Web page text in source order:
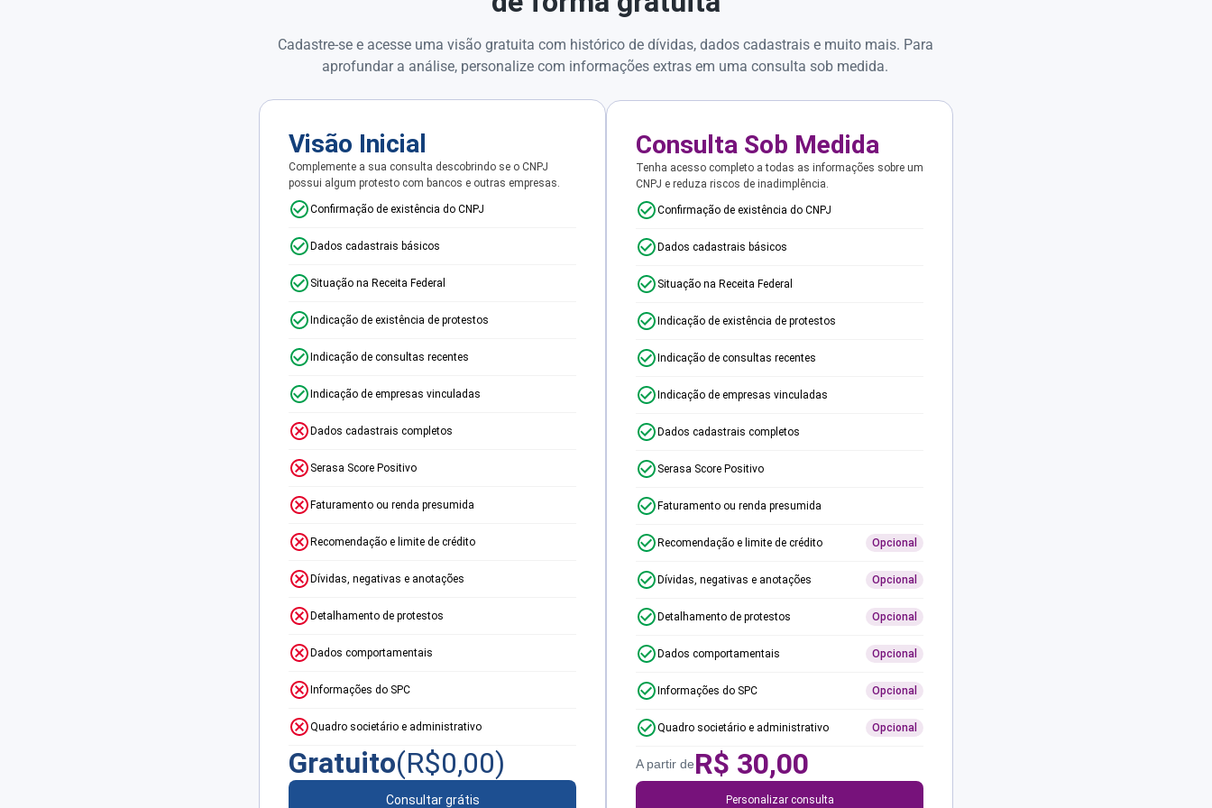
Cadastre-se e acesse uma visão gratuita com histórico de dívidas, dados cadastrais e muito mais. Para
aprofundar a análise, personalize com informações extras em uma consulta sob medida.
Visão Inicial
Complemente a sua consulta descobrindo se o CNPJ
possui algum protesto com bancos e outras empresas.
Confirmação de existência do CNPJ
Dados cadastrais básicos
Situação na Receita Federal
Indicação de existência de protestos
Indicação de consultas recentes
Indicação de empresas vinculadas
Dados cadastrais completos
Serasa Score Positivo
Faturamento ou renda presumida
Recomendação e limite de crédito
Dívidas, negativas e anotações
Detalhamento de protestos
Dados comportamentais
Informações do SPC
Quadro societário e administrativo
Gratuito(R$0,00)
Consultar grátis
Consulta Sob Medida
Tenha acesso completo a todas as informações sobre um
CNPJ e reduza riscos de inadimplência.
Confirmação de existência do CNPJ
Dados cadastrais básicos
Situação na Receita Federal
Indicação de existência de protestos
Indicação de consultas recentes
Indicação de empresas vinculadas
Dados cadastrais completos
Serasa Score Positivo
Faturamento ou renda presumida
Recomendação e limite de crédito Opcional
Dívidas, negativas e anotações Opcional
Detalhamento de protestos Opcional
Dados comportamentais Opcional
Informações do SPC Opcional
Quadro societário e administrativo Opcional
A partir deR$ 30,00
Personalizar consulta